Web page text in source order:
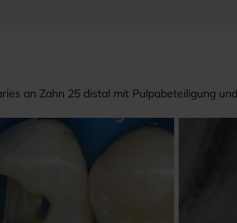
an Zahn 25 distal mit Pulpabeteiligung